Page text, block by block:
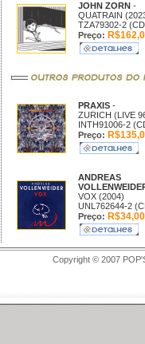
JOHN ZORN -
QUATRAIN
TZA79302-2
Preço:
PRAXIS -
ZURICH (LIVE
INTH91006-2
Preço:
ANDREAS
VOX (2004)
UNL762644-2
Preço: R$34,00
Copyright © 2007